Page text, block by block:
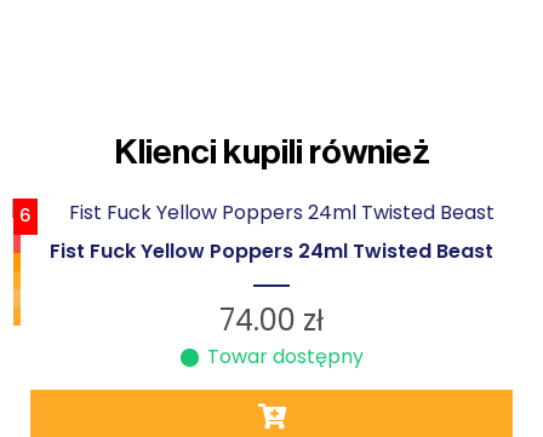
Klienci kupili również
6
Fist Fuck Yellow Poppers 24ml Twisted Beast
74.00 zł
Towar dostępny